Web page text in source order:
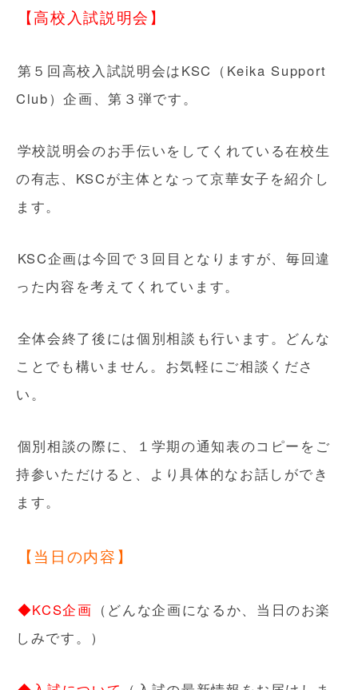
【高校入試説明会】
第５回高校入試説明会はKSC（Keika Support
Club）企画、第３弾です。
学校説明会のお手伝いをしてくれている在校生
の有志、KSCが主体となって京華女子を紹介し
ます。
KSC企画は今回で３回目となりますが、毎回違
った内容を考えてくれています。
全体会終了後には個別相談も行います。どんな
ことでも構いません。お気軽にご相談くださ
い。
個別相談の際に、１学期の通知表のコピーをご
持参いただけると、より具体的なお話しができ
ます。
【当日の内容】
◆KCS企画 （どんな企画になるか、当日のお楽
しみです。）